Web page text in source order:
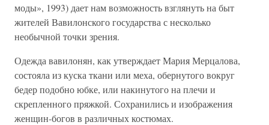
моды», 1993) дает нам возможность взглянуть на быт
жителей Вавилонского государства с несколько
необычной точки зрения.
Одежда вавилонян, как утверждает Мария Мерцалова,
состояла из куска ткани или меха, обернутого вокруг
бедер подобно юбке, или накинутого на плечи и
скрепленного пряжкой. Сохранились и изображения
женщин-богов в различных костюмах.